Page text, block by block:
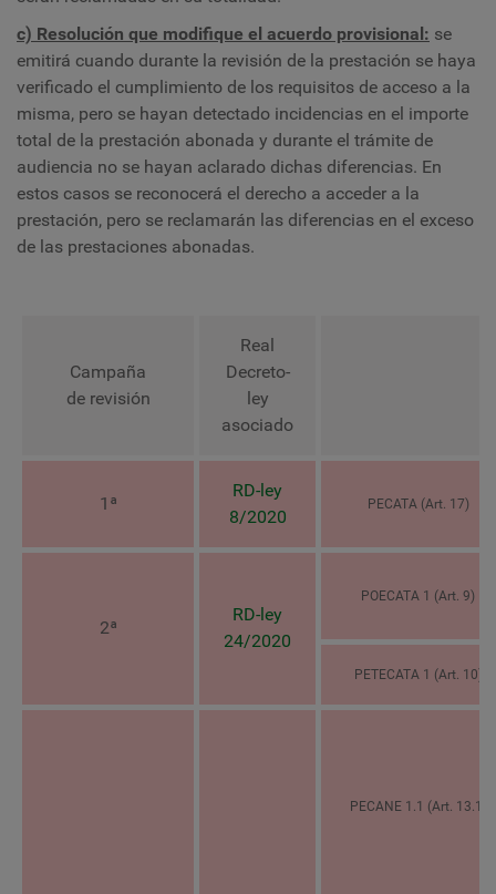
c) Resolución que modifique el acuerdo provisional: se
emitirá cuando durante la revisión de la prestación se haya
verificado el cumplimiento de los requisitos de acceso a la
misma, pero se hayan detectado incidencias en el importe
total de la prestación abonada y durante el trámite de
audiencia no se hayan aclarado dichas diferencias. En
estos casos se reconocerá el derecho a acceder a la
prestación, pero se reclamarán las diferencias en el exceso
de las prestaciones abonadas.
Campaña
de revisión
Real
Decreto-
ley
asociado
1ª
RD-ley
8/2020
PECATA (Art. 17)
2ª
RD-ley
24/2020
POECATA 1 (Art. 9)
PETECATA 1 (Art. 10)
PECANE 1.1 (Art. 13.1)